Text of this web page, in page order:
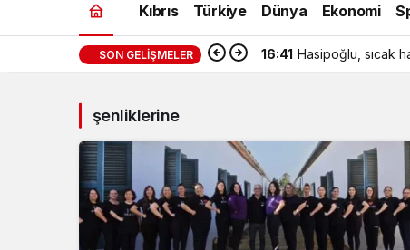
Kıbrıs Türkiye Dünya Ekonomi
SON GELIŞMELER 16:41 Hasipoğlu, sıcak
şenliklerine